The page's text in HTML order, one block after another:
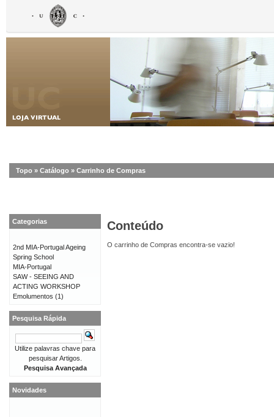
Topo » Catálogo » Carrinho de Compras
Conteúdo
O carrinho de Compras encontra-se vazio!
Categorias
2nd MIA-Portugal Ageing
Spring School
MIA-Portugal
SAW - SEEING AND
ACTING WORKSHOP
Emolumentos (1)
Pesquisa Rápida
Utilize palavras chave para
pesquisar Artigos.
Pesquisa Avançada
Novidades